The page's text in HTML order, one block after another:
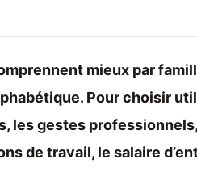
mieux par
Pour choisir
les gestes
de travail, le salaire